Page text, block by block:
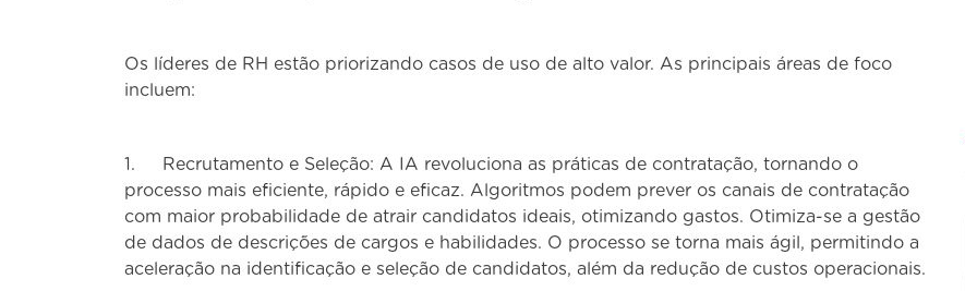
Os líderes de RH estão priorizando casos de uso de alto valor. As principais áreas de foco
incluem:
1. Recrutamento e Seleção: A IA revoluciona as práticas de contratação, tornando o
processo mais eficiente, rápido e eficaz. Algoritmos podem prever os canais de contratação
com maior probabilidade de atrair candidatos ideais, otimizando gastos. Otimiza-se a gestão
de dados de descrições de cargos e habilidades. O processo se torna mais ágil, permitindo a
aceleração na identificação e seleção de candidatos, além da redução de custos operacionais.